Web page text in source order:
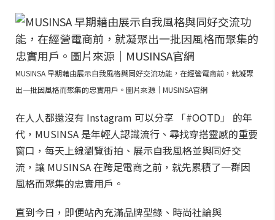
MUSINSA 早期藉由展示自我風格與同好交流功能，在經營電商前，就凝聚
出一批因風格而聚集的忠實用戶。圖片來源｜MUSINSA官網
在人人都還沒有 Instagram 可以分享 「#OOTD」 的年
代，MUSINSA 是年輕人認識流行、尋找穿搭靈感的重要
窗口，每天上線瀏覽街拍、展示自我風格並與同好交
流，讓 MUSINSA 在跨足電商之前，就先累積了一群因
風格而聚集的忠實用戶。
直到今日，即便站內充滿品牌型錄、時尚社論與